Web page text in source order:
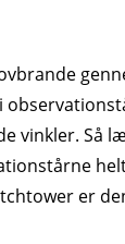
vinkler. Så
er